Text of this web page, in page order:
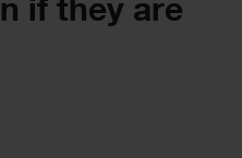
if they are